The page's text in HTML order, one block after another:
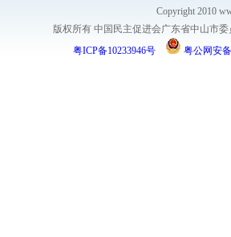
Copyright 2010
版权所有 中国民主促进会广东省中山市
粤ICP备10233946号
粤公网安